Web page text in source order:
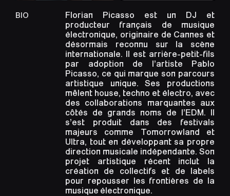
BIO
Florian Picasso est un DJ et
producteur français de musique
électronique, originaire de Cannes et
désormais reconnu sur la scène
internationale. Il est arrière-petit-fils
par adoption de l’artiste Pablo
Picasso, ce qui marque son parcours
artistique unique. Ses productions
mêlent house, techno et électro, avec
des collaborations marquantes aux
côtés de grands noms de l’EDM. Il
s’est produit dans des festivals
majeurs comme Tomorrowland et
Ultra, tout en développant sa propre
direction musicale indépendante. Son
projet artistique récent inclut la
création de collectifs et de labels
pour repousser les frontières de la
musique électronique.